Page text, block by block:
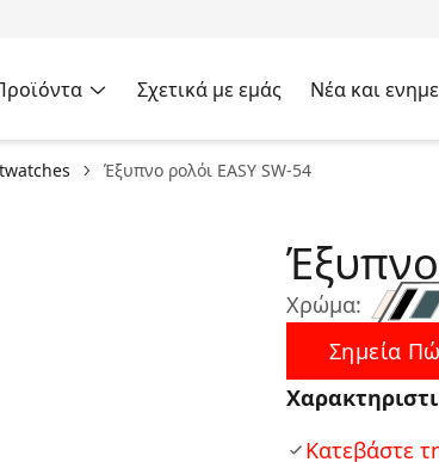
Σχετικά με εμάς Νέα και
Έξυπνο ρολόι EASY SW-54
Χρώμα:
Σημεία
Κατεβάστε